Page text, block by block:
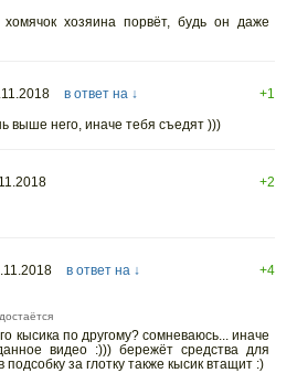
хозяина порвёт, будь он даже
в ответ на ↓
+1
выше него, иначе тебя съедят )))
+2
в ответ на ↓
+4
кысика по другому? сомневаюсь... иначе
видео :))) бережёт средства для
подсобку за глотку также кысик втащит :)